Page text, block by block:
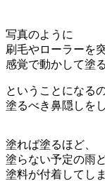
写真のように
刷毛やローラーを
感覚で動かして塗る
ということになるの
塗るべき鼻隠しを
塗れば塗るほど、
塗らない予定の雨
塗料が付着してし